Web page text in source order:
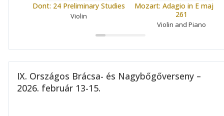
Dont: 24 Preliminary Studies
Violin
Mozart: Adagio in E major
261
Violin and Piano
IX. Országos Brácsa- és Nagybőgőverseny –
2026. február 13-15.